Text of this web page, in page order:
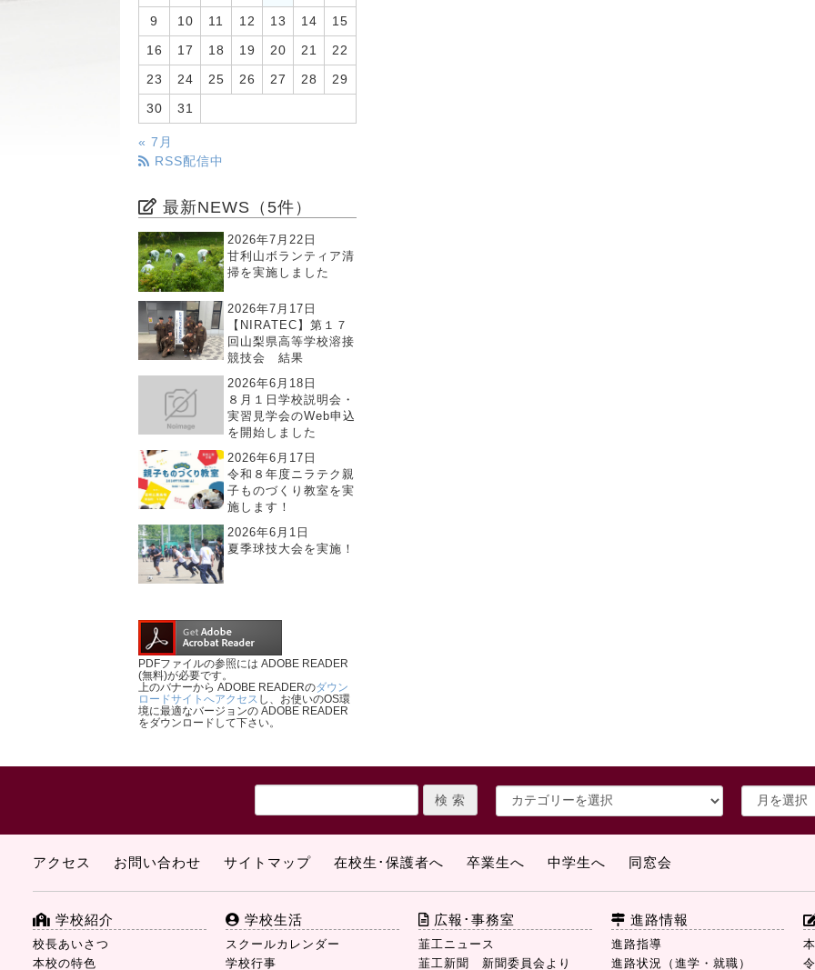
9 10 11 12 13 14 15
16 17 18 19 20 21 22
23 24 25 26 27 28 29
30 31
« 7月
RSS配信中
最新NEWS（5件）
2026年7月22日
甘利山ボランティア清
掃を実施しました
2026年7月17日
【NIRATEC】第１７
回山梨県高等学校溶接
競技会 結果
2026年6月18日
８月１日学校説明会・
実習見学会のWeb申込
を開始しました
2026年6月17日
令和８年度ニラテク親
子ものづくり教室を実
施します！
2026年6月1日
夏季球技大会を実施！
PDFファイルの参照には ADOBE READER
(無料)が必要です。
上のバナーから ADOBE READERのダウン
ロードサイトへアクセス し、お使いのOS環
境に最適なバージョンの ADOBE READER
をダウンロードして下さい。
アクセス お問い合わせ サイトマップ 在校生･保護者へ 卒業生へ 中学生へ 同窓会
学校紹介
校長あいさつ
本校の特色
学校生活
スクールカレンダー
学校行事
広報･事務室
韮工ニュース
韮工新聞 新聞委員会より
進路情報
進路指導
進路状況（進学・就職）